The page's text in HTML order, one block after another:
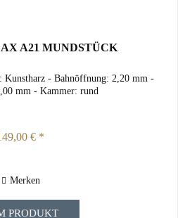
A21 MUNDSTÜCK
- Bahnöffnung: 2,20 mm -
mm - Kammer: rund
€ *
Merken
PRODUKT